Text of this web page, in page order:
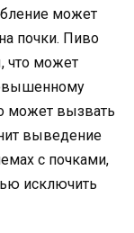
может
почки. Пиво
что может
может вызвать
выведение
с почками,
исключить